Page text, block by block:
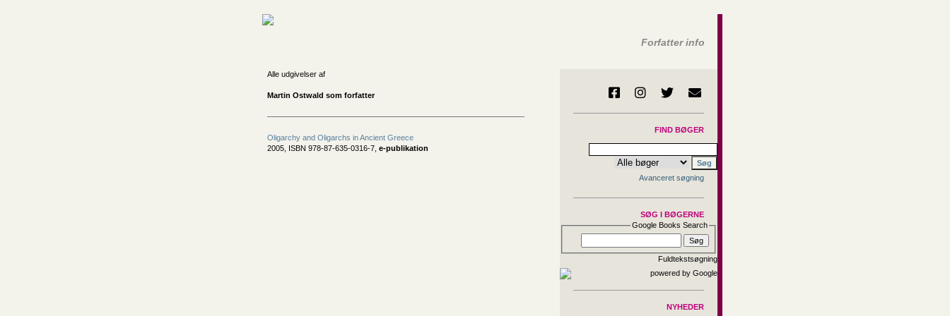
Forfatter info
Alle udgivelser af
Martin Ostwald som forfatter
Oligarchy and Oligarchs in Ancient Greece
2005, ISBN 978-87-635-0316-7, e-publikation
FIND BØGER
Avanceret søgning
SØG I BØGERNE
Google Books Search
Fuldtekstsøgning
NYHEDER